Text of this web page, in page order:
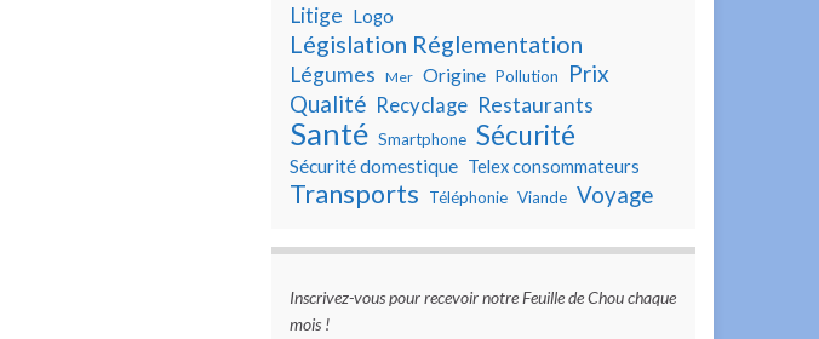
Litige Logo
Législation Réglementation
Légumes Mer Origine Pollution Prix
Qualité Recyclage Restaurants
Santé Smartphone Sécurité
Sécurité domestique Telex consommateurs
Transports Téléphonie Viande Voyage
Inscrivez-vous pour recevoir notre Feuille de Chou chaque
mois !